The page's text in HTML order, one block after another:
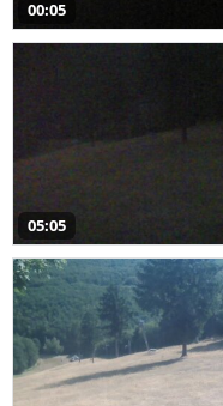
00:05
05:05